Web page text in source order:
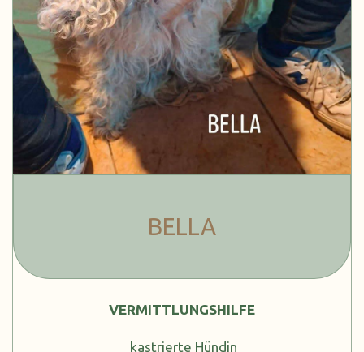
BELLA
VERMITTLUNGSHILFE
kastrierte Hündin